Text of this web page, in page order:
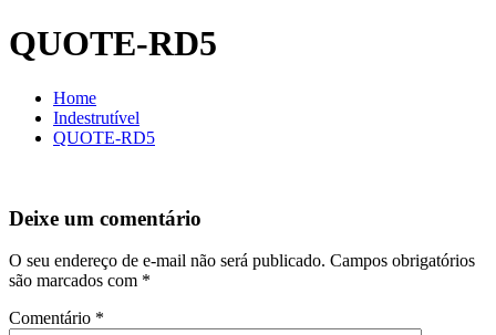
QUOTE-RD5
Home
Indestrutível
QUOTE-RD5
Deixe um comentário
O seu endereço de e-mail não será publicado. Campos obrigatórios
são marcados com *
Comentário *